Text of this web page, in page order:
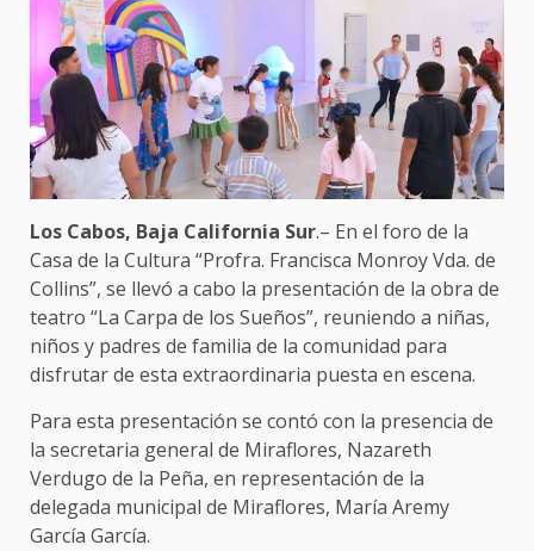
Los Cabos, Baja California Sur.– En el foro de la
Casa de la Cultura “Profra. Francisca Monroy Vda. de
Collins”, se llevó a cabo la presentación de la obra de
teatro “La Carpa de los Sueños”, reuniendo a niñas,
niños y padres de familia de la comunidad para
disfrutar de esta extraordinaria puesta en escena.
Para esta presentación se contó con la presencia de
la secretaria general de Miraflores, Nazareth
Verdugo de la Peña, en representación de la
delegada municipal de Miraflores, María Aremy
García García.